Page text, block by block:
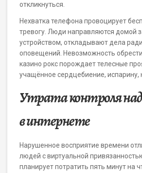
откликнуться.
Нехватка телефона провоцирует
тревогу. Люди направляются домой
устройством, откладывают дела
оповещений. Невозможность
казино рокс порождает телесные
учащённое сердцебиение, испарину,
Утрата контроля
в интернете
Нарушенное восприятие времени
людей с виртуальной
планирует потратить пять минут на